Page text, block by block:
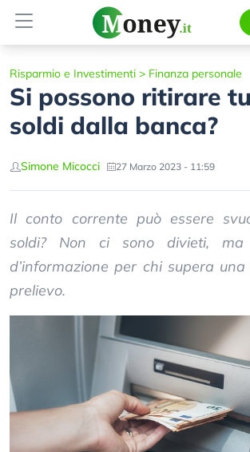
Risparmio e Investimenti > Finanza personale
Si possono ritirare
soldi dalla banca?
Simone Micocci 27 Marzo 2023 - 11:59
Il conto corrente può essere
soldi? Non ci sono divieti, ma
d’informazione per chi supera
prelievo.